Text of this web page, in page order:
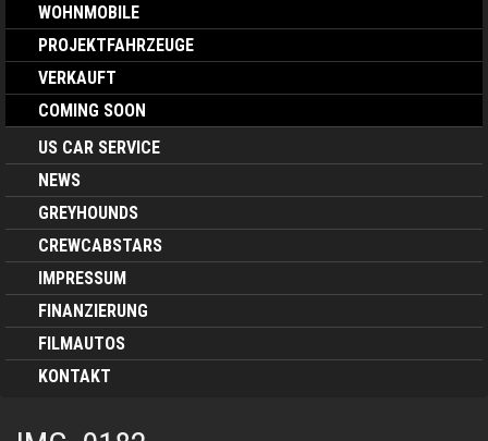
WOHNMOBILE
PROJEKTFAHRZEUGE
VERKAUFT
COMING SOON
US CAR SERVICE
NEWS
GREYHOUNDS
CREWCABSTARS
IMPRESSUM
FINANZIERUNG
FILMAUTOS
KONTAKT